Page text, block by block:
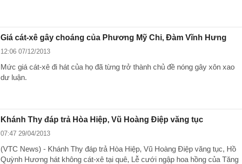
Giá cát-xê gây choáng của Phương Mỹ Chi, Đàm Vĩnh Hưng
12:06 07/12/2013
Mức giá cát-xê đi hát của họ đã từng trở thành chủ đề nóng gây xôn xao
dư luận.
Khánh Thy đáp trả Hòa Hiệp, Vũ Hoàng Điệp văng tục
07:47 29/04/2013
(VTC News) - Khánh Thy đáp trả Hòa Hiệp, Vũ Hoàng Điệp văng tục, Hồ
Quỳnh Hương hát không cát-xê tại quê, Lễ cưới ngập hoa hồng của Tăng